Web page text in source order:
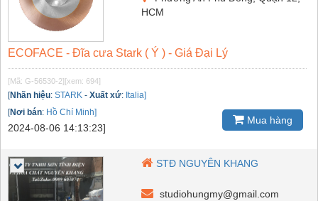
HCM
ECOFACE - Đĩa cưa Stark ( Ý ) - Giá Đại Lý
[Mã: G-56530-2] [xem: 694]
[Nhãn hiệu: STARK - Xuất xứ: Italia]
[Nơi bán: Hồ Chí Minh]
2024-08-06 14:13:23]
Mua hàng
STĐ NGUYÊN KHANG
studiohungmy@gmail.com